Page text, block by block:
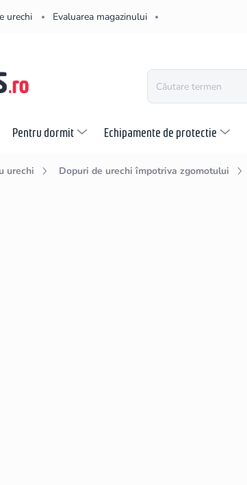
urechi Evaluarea magazinului
Pentru dormit Echipamente de protectie
urechi Dopuri de urechi împotriva zgomotului